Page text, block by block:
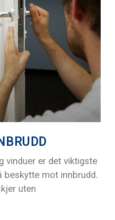
vinduer er det viktigste
beskytte mot innbrudd.
uten